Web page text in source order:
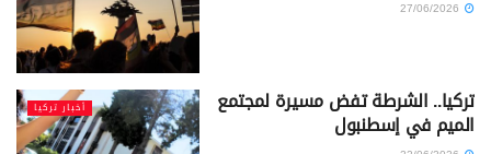
أخبار تركيا تركيا.. الشرطة تفض مسيرة لمجتمع
الميم في إسطنبول